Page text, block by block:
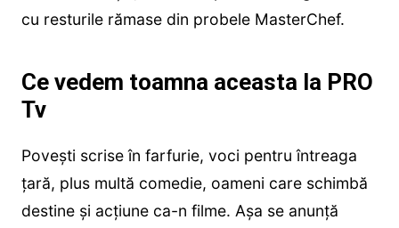
cu resturile rămase din probele MasterChef.
Ce vedem toamna aceasta la PRO
Tv
Povești scrise în farfurie, voci pentru întreaga
țară, plus multă comedie, oameni care schimbă
destine și acțiune ca-n filme. Așa se anunță